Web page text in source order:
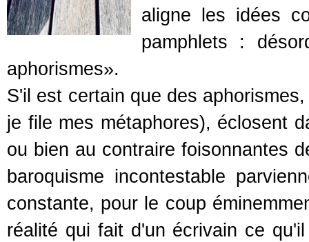
aligne les idées
pamphlets :
aphorismes».
S'il est certain que des
je file mes métaphores), éclosent
ou bien au contraire foisonnantes
baroquisme incontestable
constante, pour le coup
réalité qui fait d'un écrivain ce